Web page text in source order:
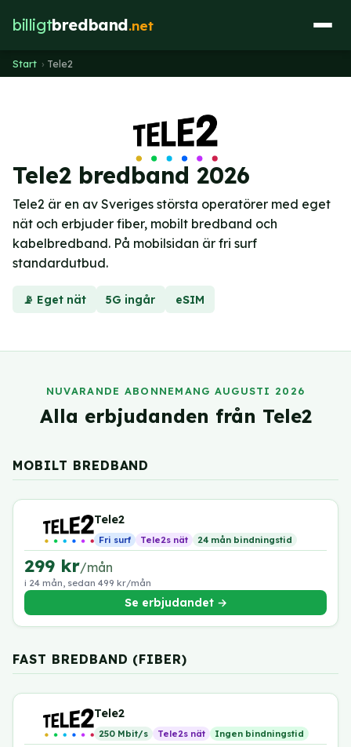
billigtbredband.net
Start › Tele2
Tele2 bredband 2026
Tele2 är en av Sveriges största operatörer med eget
nät och erbjuder fiber, mobilt bredband och
kabelbredband. På mobilsidan är fri surf
standardutbud.
📡 Eget nät 5G ingår eSIM
NUVARANDE ABONNEMANG AUGUSTI 2026
Alla erbjudanden från Tele2
MOBILT BREDBAND
Tele2
Fri surf Tele2s nät 24 mån bindningstid
299 kr/mån
i 24 mån, sedan 499 kr/mån
Se erbjudandet →
FAST BREDBAND (FIBER)
Tele2
250 Mbit/s Tele2s nät Ingen bindningstid